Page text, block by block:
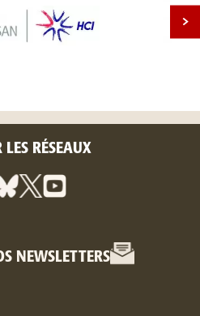
LES RÉSEAUX
NEWSLETTERS